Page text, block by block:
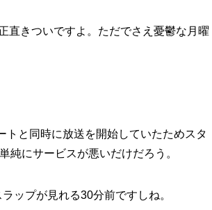
直きついですよ。ただでさえ憂鬱な月曜
と同時に放送を開始していたためスタ
純にサービスが悪いだけだろう。
ップが見れる30分前ですしね。